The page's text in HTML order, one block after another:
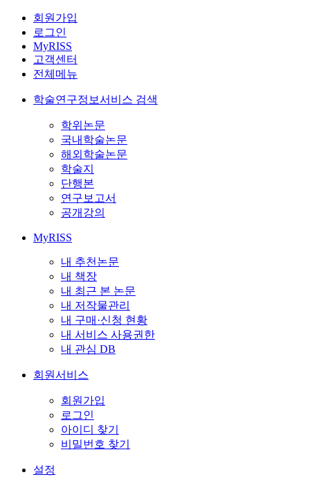
회원가입
로그인
MyRISS
고객센터
전체메뉴
학술연구정보서비스 검색
학위논문
국내학술논문
해외학술논문
학술지
단행본
연구보고서
공개강의
MyRISS
내 추천논문
내 책장
내 최근 본 논문
내 저작물관리
내 구매·신청 현황
내 서비스 사용권한
내 관심 DB
회원서비스
회원가입
로그인
아이디 찾기
비밀번호 찾기
설정